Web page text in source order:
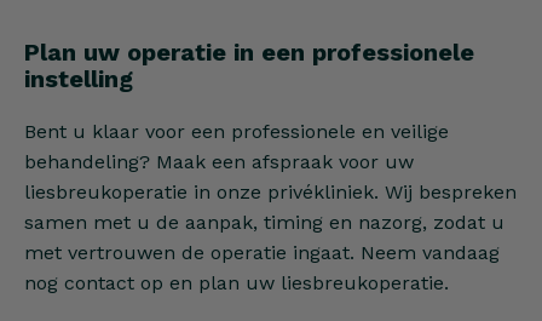
Plan uw operatie in een professionele
instelling
Bent u klaar voor een professionele en veilige
behandeling? Maak een afspraak voor uw
liesbreukoperatie in onze privékliniek. Wij bespreken
samen met u de aanpak, timing en nazorg, zodat u
met vertrouwen de operatie ingaat. Neem vandaag
nog contact op en plan uw liesbreukoperatie.